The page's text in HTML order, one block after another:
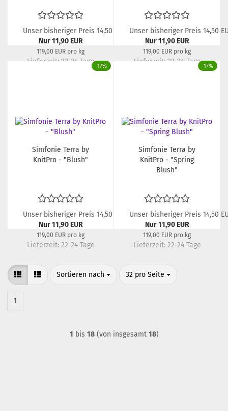
Unser bisheriger Preis 14,50 EUR
Nur 11,90 EUR
119,00 EUR pro kg
Lieferzeit: 22-24 Tage
Unser bisheriger Preis 14,50
Nur 11,90 EUR
119,00 EUR pro kg
Lieferzeit: 22-24 Tage
-17%
Simfonie Terra by
KnitPro - "Blush"
Unser bisheriger Preis 14,50 EUR
Nur 11,90 EUR
119,00 EUR pro kg
Lieferzeit: 22-24 Tage
-17%
Simfonie Terra by
KnitPro - "Spring
Blush"
Unser bisheriger Preis 14,50
Nur 11,90 EUR
119,00 EUR pro kg
Lieferzeit: 22-24 Tage
Sortieren nach
Sortieren nach 32 pro Seite
pro Seite
1
1 bis 18(von insgesamt 18)